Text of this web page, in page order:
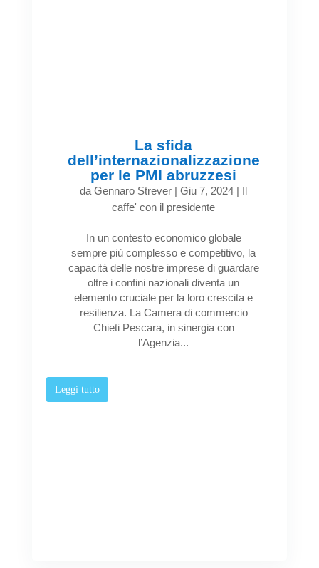
La sfida
dell’internazionalizzazione
per le PMI abruzzesi
daGennaro Strever |Giu 7, 2024 | Il
caffe' con il presidente
In un contesto economico globale
sempre più complesso e competitivo, la
capacità delle nostre imprese di guardare
oltre i confini nazionali diventa un
elemento cruciale per la loro crescita e
resilienza. La Camera di commercio
Chieti Pescara, in sinergia con
l’Agenzia...
Leggi tutto